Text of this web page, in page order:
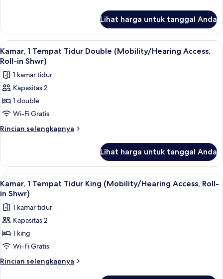
Access,
Roll-
in
Shwr)
Kamar,
Tempat
Tidur
(Mobility/Hearing
Access,
in
Shwr)
Lihat harga untuk tanggal Anda
Lihat
semua
foto
untuk
Kamar,
1
Tempat
Tidur
Access,
Roll-
in
Shwr)
Seprai premium, brankas, meja
3
Kamar, 1 Tempat Tidur Double (Mobility/Hearing Access,
Roll-in Shwr)
1 kamar tidur
Kapasitas 2
1 double
Wi-Fi Gratis
Rincian selengkapnya
Rincian
Kamar,
Tempat
Tidur
(Mobility/Hearing
Access,
in
Shwr)
Lihat harga untuk tanggal Anda
Lihat
semua
foto
untuk
Kamar,
1
Tempat
Tidur
Seprai premium, brankas, meja
6
Kamar, 1 Tempat Tidur King (Mobility/Hearing Access, Roll-
in Shwr)
1 kamar tidur
Kapasitas 2
1 king
Wi-Fi Gratis
Rincian selengkapnya
Rincian